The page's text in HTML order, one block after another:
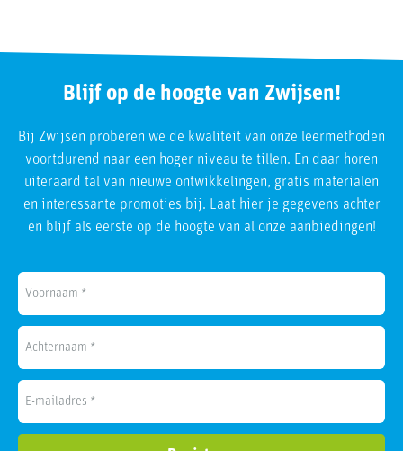
Blijf op de hoogte van Zwijsen!
Bij Zwijsen proberen we de kwaliteit van onze leermethoden
voortdurend naar een hoger niveau te tillen. En daar horen
uiteraard tal van nieuwe ontwikkelingen, gratis materialen
en interessante promoties bij. Laat hier je gegevens achter
en blijf als eerste op de hoogte van al onze aanbiedingen!